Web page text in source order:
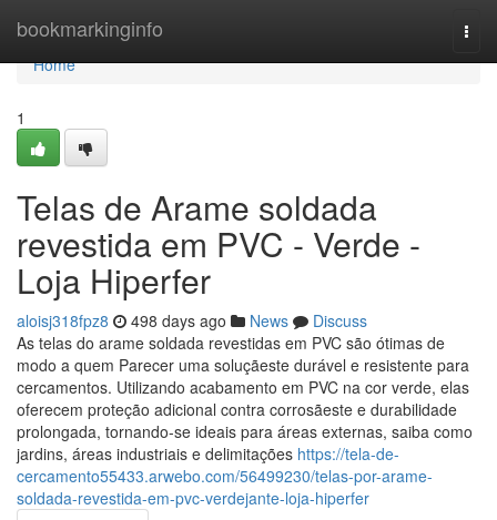
bookmarkinginfo
Home
Home
1
Telas de Arame soldada
revestida em PVC - Verde -
Loja Hiperfer
aloisj318fpz8 498 days ago News
Discuss
As telas do arame soldada revestidas em PVC são ótimas de
modo a quem Parecer uma soluçãeste durável e resistente para
cercamentos. Utilizando acabamento em PVC na cor verde, elas
oferecem proteção adicional contra corrosãeste e durabilidade
prolongada, tornando-se ideais para áreas externas, saiba como
jardins, áreas industriais e delimitações https://tela-de-
cercamento55433.arwebo.com/56499230/telas-por-arame-
soldada-revestida-em-pvc-verdejante-loja-hiperfer